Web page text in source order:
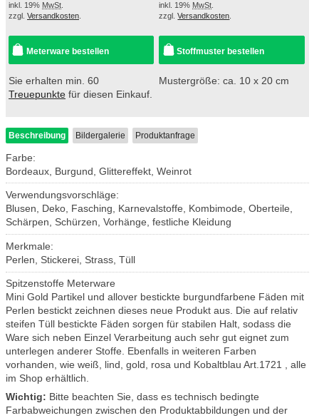
inkl. 19% MwSt
zzgl. Versandkosten
Meterware bestellen
Sie erhalten min. 60
Treuepunkte für diesen Einkauf.
inkl. 19% MwSt
zzgl.Versandkosten
Stoffmuster bestellen
Mustergröße: ca. 10 x 20 cm
Beschreibung Bildergalerie Produktanfrage
Farbe:
Bordeaux, Burgund, Glittereffekt, Weinrot
Verwendungsvorschläge:
Blusen, Deko, Fasching, Karnevalstoffe, Kombimode, Oberteile,
Schärpen, Schürzen, Vorhänge, festliche Kleidung
Merkmale:
Perlen, Stickerei, Strass, Tüll
Spitzenstoffe Meterware
Mini Gold Partikel und allover bestickte burgundfarbene Fäden mit
Perlen bestickt zeichnen dieses neue Produkt aus. Die auf relativ
steifen Tüll bestickte Fäden sorgen für stabilen Halt, sodass die
Ware sich neben Einzel Verarbeitung auch sehr gut eignet zum
unterlegen anderer Stoffe. Ebenfalls in weiteren Farben
vorhanden, wie weiß, lind, gold, rosa und Kobaltblau Art.1721 , alle
im Shop erhältlich.
Wichtig: Bitte beachten Sie, dass es technisch bedingte
Farbabweichungen zwischen den Produktabbildungen und der